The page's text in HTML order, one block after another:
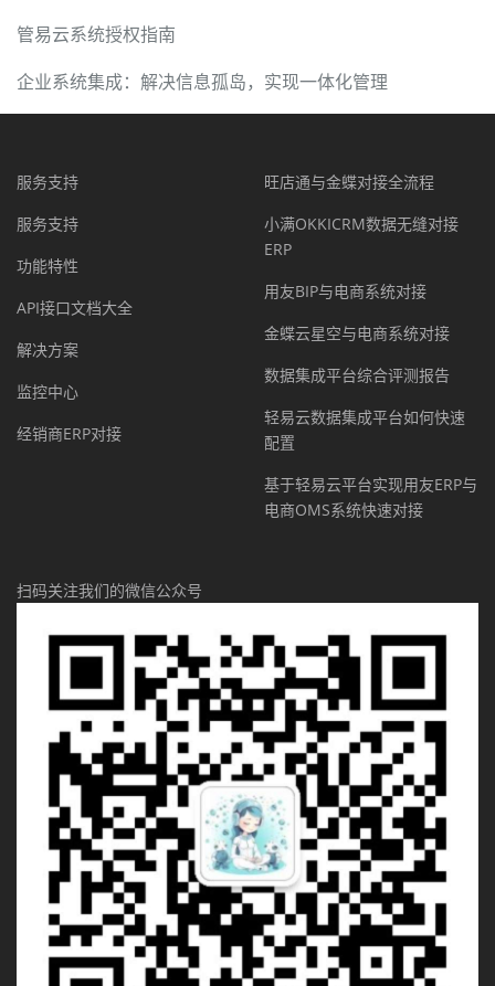
管易云系统授权指南
企业系统集成：解决信息孤岛，实现一体化管理
服务支持
服务支持
功能特性
API接口文档大全
解决方案
监控中心
经销商ERP对接
旺店通与金蝶对接全流程
小满OKKICRM数据无缝对接
ERP
用友BIP与电商系统对接
金蝶云星空与电商系统对接
数据集成平台综合评测报告
轻易云数据集成平台如何快速
配置
基于轻易云平台实现用友ERP与
电商OMS系统快速对接
扫码关注我们的微信公众号